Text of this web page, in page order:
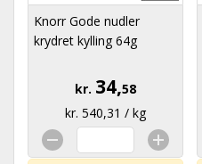
Knorr Gode nudler
krydret kylling 64g
kr. 34,58
kr. 540,31 / kg